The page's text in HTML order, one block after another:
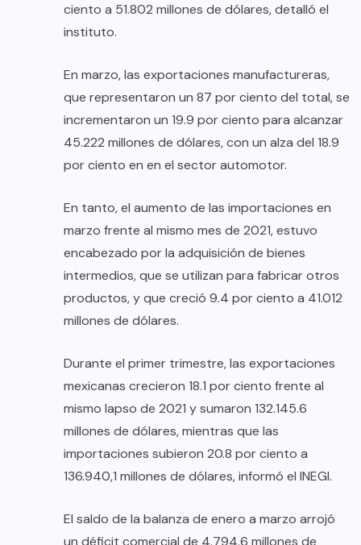
ciento a 51.802 millones de dólares, detalló el
instituto.
En marzo, las exportaciones manufactureras,
que representaron un 87 por ciento del total, se
incrementaron un 19.9 por ciento para alcanzar
45.222 millones de dólares, con un alza del 18.9
por ciento en en el sector automotor.
En tanto, el aumento de las importaciones en
marzo frente al mismo mes de 2021, estuvo
encabezado por la adquisición de bienes
intermedios, que se utilizan para fabricar otros
productos, y que creció 9.4 por ciento a 41.012
millones de dólares.
Durante el primer trimestre, las exportaciones
mexicanas crecieron 18.1 por ciento frente al
mismo lapso de 2021 y sumaron 132.145.6
millones de dólares, mientras que las
importaciones subieron 20.8 por ciento a
136.940,1 millones de dólares, informó el INEGI.
El saldo de la balanza de enero a marzo arrojó
un déficit comercial de 4.794.6 millones de